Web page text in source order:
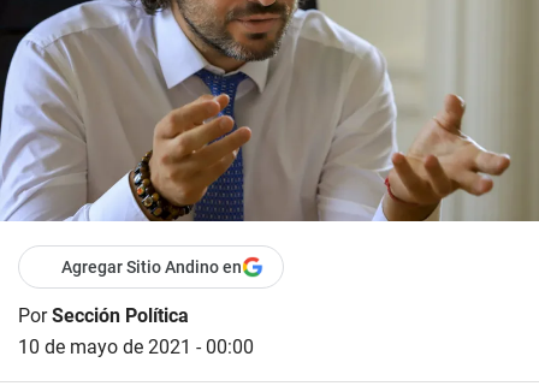
Agregar Sitio Andino en
PorSección Política
10 de mayo de 2021 - 00:00